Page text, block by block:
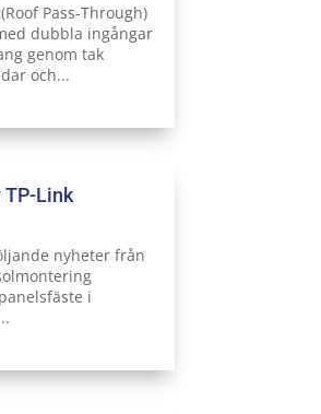
Pass-Through)
dubbla ingångar
genom tak
och...
TP-Link
nyheter från
i